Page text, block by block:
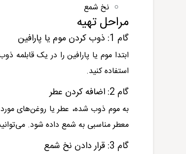
نخ شمع
مراحل تهیه
گام 1: ذوب کردن موم یا پارافین
ابتدا موم یا پارافین را در یک قابلمه
استفاده کنید.
گام 2: اضافه کردن عطر
به موم ذوب شده، عطر یا روغن‌های مورد
معطر مناسبی به شمع داده شود.
گام 3: قرار دادن نخ شمع